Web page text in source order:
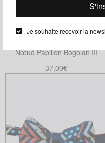
Je souhaite recevoir la
Nœud Papillon Bogolan III
37,00€